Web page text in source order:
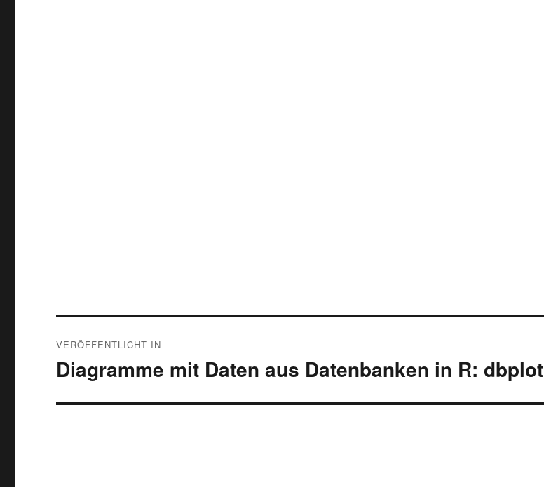
VERÖFFENTLICHT IN
Diagramme mit Daten aus Datenbanken in R: dbplot